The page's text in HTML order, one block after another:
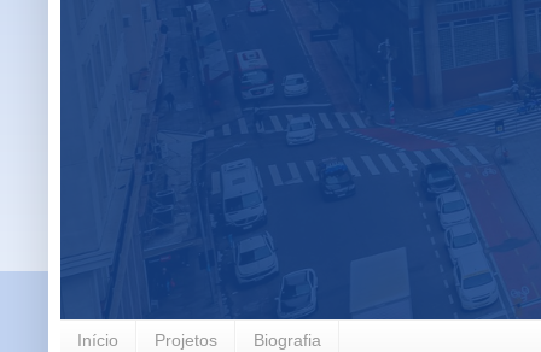
Início Projetos Biografia